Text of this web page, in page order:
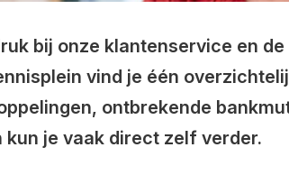
bij onze klantenservice en
vind je één
ontbrekende
kun je vaak direct zelf verder.